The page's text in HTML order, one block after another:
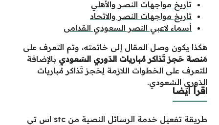
تاريخ مواجهات النصر والأهلي
تاريخ مواجهات النصر والاتحاد
أسماء لاعبي النصر السعودي القدامى
هكذا يكون وصل المقال إلى خاتمته، وتم التعرف على
مَنصة حَجز تَذاكر مُباريات الدَوري السَعودي بالإضافة
للتعرف على الخطوات اللازمة لِحَجز تَذاكر مُباريات
الدَوري السُعودي.
اقرأ أيضا
طريقة تفعيل خدمة الرسائل النصية من stc اس تي